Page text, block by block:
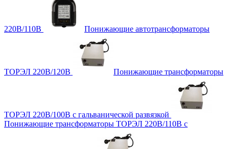
220В/110В Понижающие автотрансформаторы
ТОРЭЛ 220В/120В Понижающие трансформаторы
ТОРЭЛ 220В/100В с гальванической развязкой
Понижающие трансформаторы ТОРЭЛ 220В/110В с